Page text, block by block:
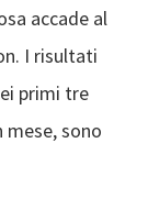
accade al
I risultati
primi tre
mese, sono